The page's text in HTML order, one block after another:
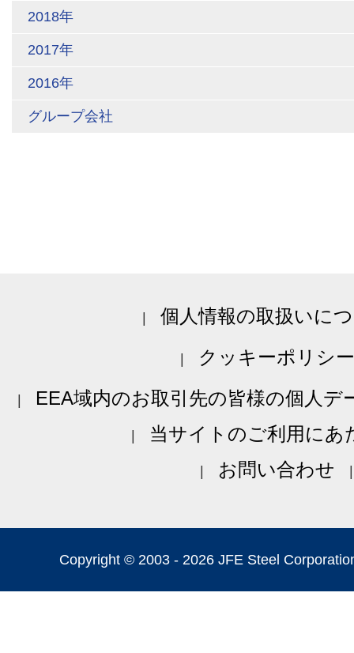
2018年
2017年
2016年
グループ会社
個人情報の取扱いに
クッキーポリシー
EEA域内のお取引先の皆様の個人デ
当サイトのご利用にあ
お問い合わせ
Copyright © 2003 - 2026 JFE Steel